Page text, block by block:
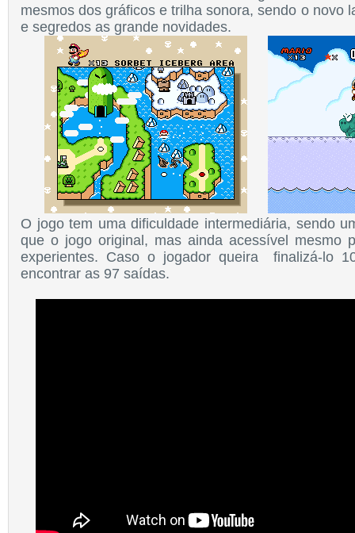
mesmos dos gráficos e trilha sonora, sendo o novo
e segredos as grande novidades.
O jogo tem uma dificuldade intermediária, sendo
que o jogo original, mas ainda acessível mesmo
experientes. Caso o jogador queira finalizá-lo
encontrar as 97 saídas.